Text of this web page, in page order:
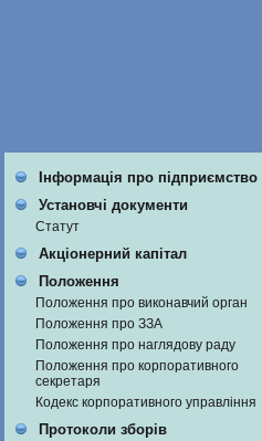
Інформація про підприємство
Установчі документи
Статут
Акціонерний капітал
Положення
Положення про виконавчий орган
Положення про ЗЗА
Положення про наглядову раду
Положення про корпоративного
секретаря
Кодекс корпоративного управління
Протоколи зборів